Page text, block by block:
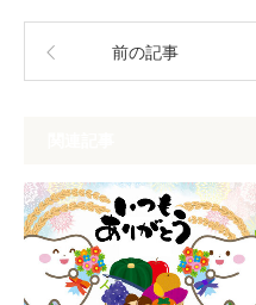
前の記事